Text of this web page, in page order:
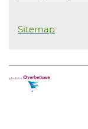
Sitemap